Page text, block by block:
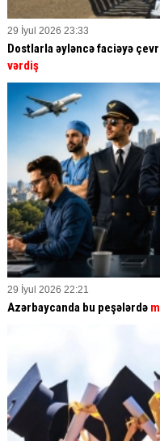
29 İyul 2026 23:33
Dostlarla əyləncə faciəyə
vərdiş
29 İyul 2026 22:21
Azərbaycanda bu peşələrdə